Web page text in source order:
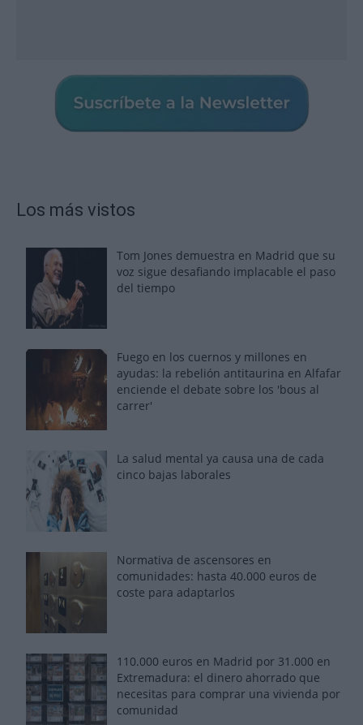
Los más vistos
Tom Jones demuestra en Madrid que su
voz sigue desafiando implacable el paso
del tiempo
Fuego en los cuernos y millones en
ayudas: la rebelión antitaurina en Alfafar
enciende el debate sobre los 'bous al
carrer'
La salud mental ya causa una de cada
cinco bajas laborales
Normativa de ascensores en
comunidades: hasta 40.000 euros de
coste para adaptarlos
110.000 euros en Madrid por 31.000 en
Extremadura: el dinero ahorrado que
necesitas para comprar una vivienda por
comunidad